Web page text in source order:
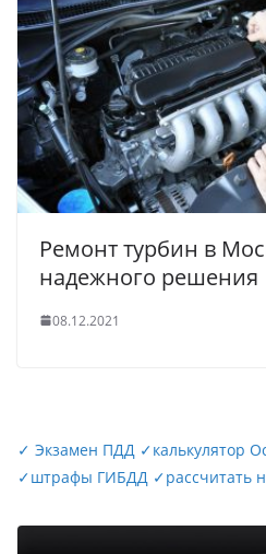
Ремонт турбин в
надежного решения
08.12.2021
✓ Экзамен ПДД ✓калькулятор
✓штрафы ГИБДД ✓рассчитать